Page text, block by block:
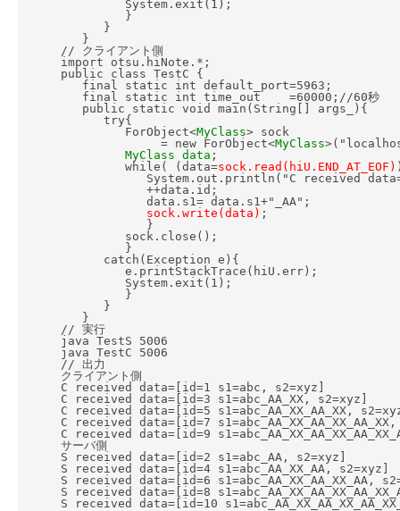
               System.exit(1);
               }
            }
         }
      // クライアント側
      import otsu.hiNote.*;
      public class TestC {
         final static int default_port=5963;
         final static int time_out    =60000;//60秒
         public static void main(String[] args_){
            try{
               ForObject<
MyClass> sock
                    = new ForObject<
MyClass
MyClass data ;
               while( (data=
sock.read(hiU.END_AT_EOF)
System.out.println("C received
                  ++data.id;
                  data.s1= data.s1+"_AA";
sock.write(data) ;
                  }
               sock.close();
               }
            catch(Exception e){
               e.printStackTrace(hiU.err);
               System.exit(1);
               }
            }
         }
      // 実行
      java TestS 5006
      java TestC 5006
      // 出力
      クライアント側
      C received data=[id=1 s1=abc, s2=xyz]
      C received data=[id=3 s1=abc_AA_XX, s2=xyz]
C received data=[id=5 s1=abc_AA_XX_AA_XX,
C received data=[id=7 s1=abc_AA_XX_AA_XX_AA_XX,
C received data=[id=9
      サーバ側
      S received data=[id=2 s1=abc_AA, s2=xyz]
      S received data=[id=4 s1=abc_AA_XX_AA, s2=xyz]
S received data=[id=6 s1=abc_AA_XX_AA_XX_AA,
S received data=[id=8
S received data=[id=10